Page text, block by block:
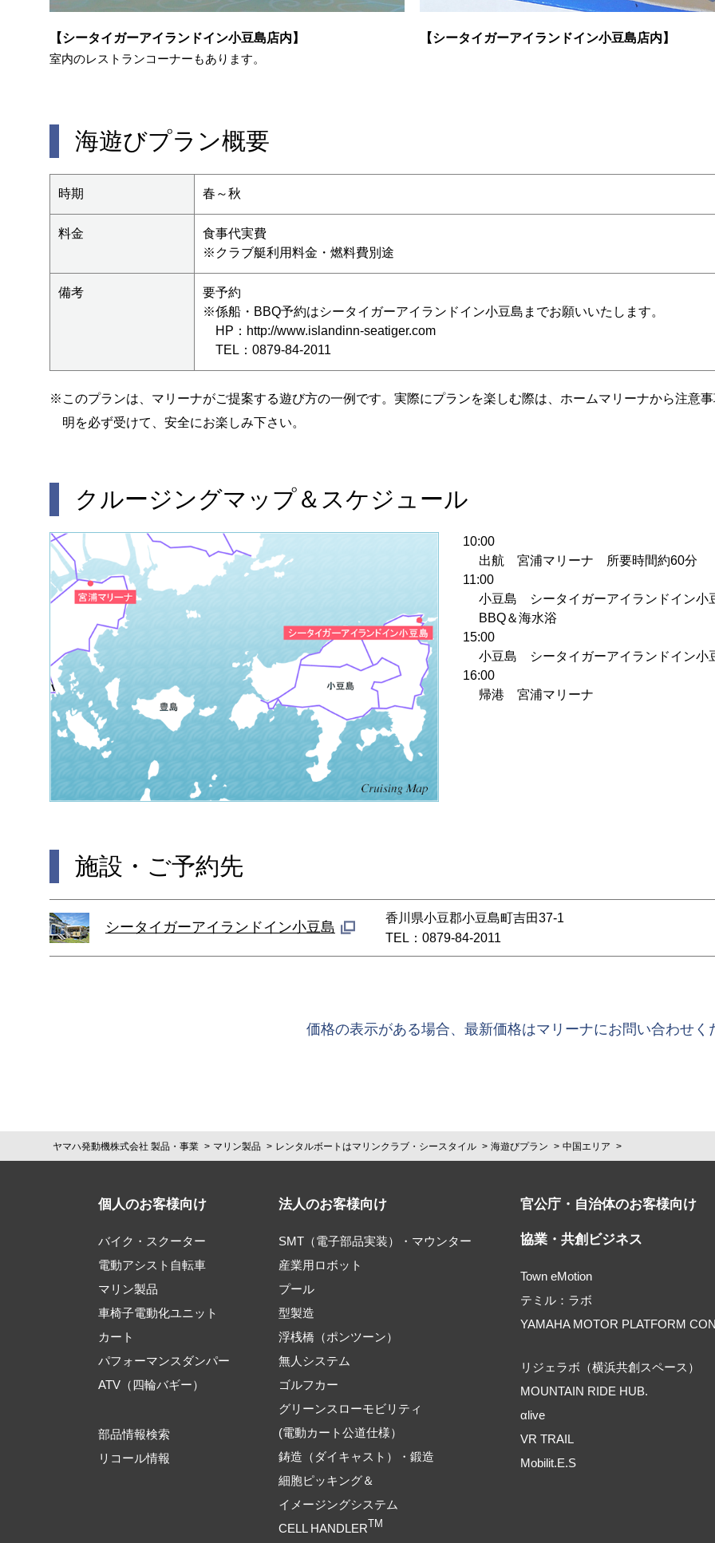
【シータイガーアイランドイン小豆島店内】
室内のレストランコーナーもあります。
【シータイガーアイランドイン小豆島店内】
海遊びプラン概要
時期 春～秋
料金
食事代実費
※クラブ艇利用料金・燃料費別途
備考
要予約
※係船・BBQ予約はシータイガーアイランドイン小豆島までお願いいたします。
HP： http://www.islandinn-seatiger.com
TEL：0879-84-2011
※このプランは、マリーナがご提案する遊び方の一例です。実際にプランを楽しむ際は、ホームマリーナから注意
明を必ず受けて、安全にお楽しみ下さい。
クルージングマップ＆スケジュール
10:00
出航 宮浦マリーナ 所要時間約60分
11:00
小豆島 シータイガーアイランドイン
BBQ＆海水浴
15:00
小豆島 シータイガーアイランドイン
16:00
帰港 宮浦マリーナ
施設・ご予約先
シータイガーアイランドイン小豆島
香川県小豆郡小豆島町吉田37-1
TEL：0879-84-2011
価格の表示がある場合、最新価格はマリーナにお問い合わせく
ヤマハ発動機株式会社 製品・事業 マリン製品 レンタルボートはマリンクラブ・シースタイル 海遊びプラン 中国エリア
個人のお客様向け
バイク・スクーター
電動アシスト自転車
マリン製品
車椅子電動化ユニット
カート
パフォーマンスダンパー
ATV（四輪バギー）
部品情報検索
リコール情報
法人のお客様向け
SMT（電子部品実装）・マウンター
産業用ロボット
プール
型製造
浮桟橋（ポンツーン）
無人システム
ゴルフカー
グリーンスローモビリティ
(電動カート公道仕様）
鋳造（ダイキャスト）・鍛造
細胞ピッキング＆
イメージングシステム
CELL HANDLERTM
官公庁・自治体のお客様向け
協業・共創ビジネス
Town eMotion
テミル：ラボ
YAMAHA MOTOR PLATFORM
リジェラボ（横浜共創スペース）
MOUNTAIN RIDE HUB.
αlive
VR TRAIL
Mobilit.E.S